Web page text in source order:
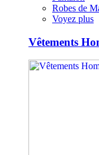
Robes de
Voyez plus
Vêtements